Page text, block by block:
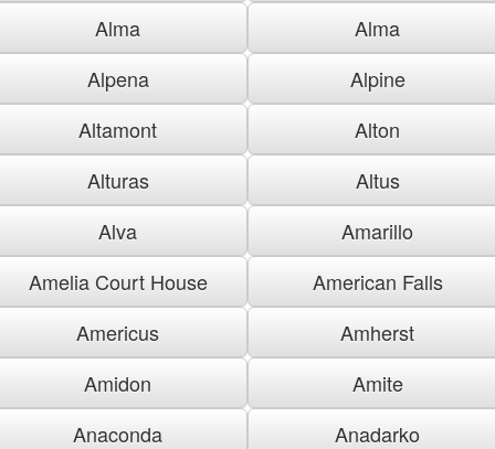
Alma
Alma
Alpena
Alpine
Altamont
Alton
Alturas
Altus
Alva
Amarillo
Amelia Court House
American Falls
Americus
Amherst
Amidon
Amite
Anaconda
Anadarko